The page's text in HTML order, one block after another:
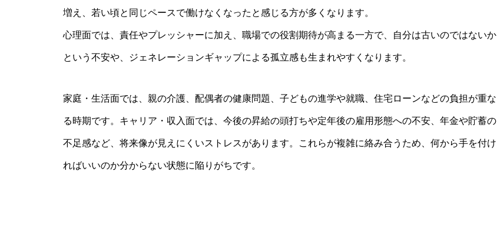
増え、若い頃と同じペースで働けなくなったと感じる方が多くなります。
心理面では、責任やプレッシャーに加え、職場での役割期待が高まる一方で、自分は古いのではないか
という不安や、ジェネレーションギャップによる孤立感も生まれやすくなります。
家庭・生活面では、親の介護、配偶者の健康問題、子どもの進学や就職、住宅ローンなどの負担が重な
る時期です。キャリア・収入面では、今後の昇給の頭打ちや定年後の雇用形態への不安、年金や貯蓄の
不足感など、将来像が見えにくいストレスがあります。これらが複雑に絡み合うため、何から手を付け
ればいいのか分からない状態に陥りがちです。